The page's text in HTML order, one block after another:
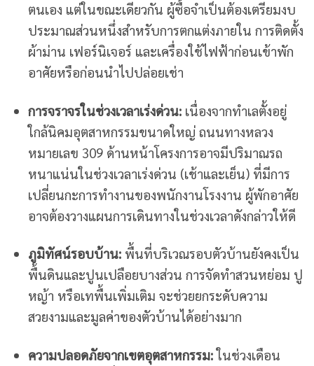
ตนเอง แต่ในขณะเดียวกัน ผู้ซื้อจำเป็นต้องเตรียมงบ
ประมาณส่วนหนึ่งสำหรับการตกแต่งภายใน การติดตั้ง
ผ้าม่าน เฟอร์นิเจอร์ และเครื่องใช้ไฟฟ้าก่อนเข้าพัก
อาศัยหรือก่อนนำไปปล่อยเช่า
การจราจรในช่วงเวลาเร่งด่วน:เนื่องจากทำเลตั้งอยู่
ใกล้นิคมอุตสาหกรรมขนาดใหญ่ ถนนทางหลวง
หมายเลข 309 ด้านหน้าโครงการอาจมีปริมาณรถ
หนาแน่นในช่วงเวลาเร่งด่วน (เช้าและเย็น) ที่มีการ
เปลี่ยนกะการทำงานของพนักงานโรงงาน ผู้พักอาศัย
อาจต้องวางแผนการเดินทางในช่วงเวลาดังกล่าวให้ดี
ภูมิทัศน์รอบบ้าน:พื้นที่บริเวณรอบตัวบ้านยังคงเป็น
พื้นดินและปูนเปลือยบางส่วน การจัดทำสวนหย่อม ปู
หญ้า หรือเทพื้นเพิ่มเติม จะช่วยยกระดับความ
สวยงามและมูลค่าของตัวบ้านได้อย่างมาก
ความปลอดภัยจากเขตอุตสาหกรรม:ในช่วงเดือน